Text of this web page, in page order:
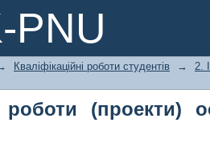
PNU(проекти)
Кваліфікаційні роботи студентів →
2.
(проекти)